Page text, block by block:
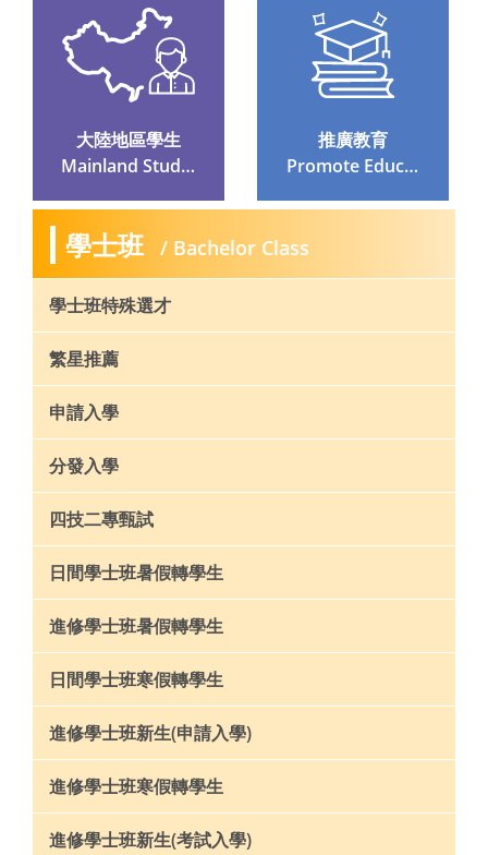
Tudents
大陸地區學生
Mainland Studen
推廣教育
Promote Educati
學士班 / Bachelor Class
學士班特殊選才
繁星推薦
申請入學
分發入學
四技二專甄試
日間學士班暑假轉學生
進修學士班暑假轉學生
日間學士班寒假轉學生
進修學士班新生(申請入學)
進修學士班寒假轉學生
進修學士班新生(考試入學)